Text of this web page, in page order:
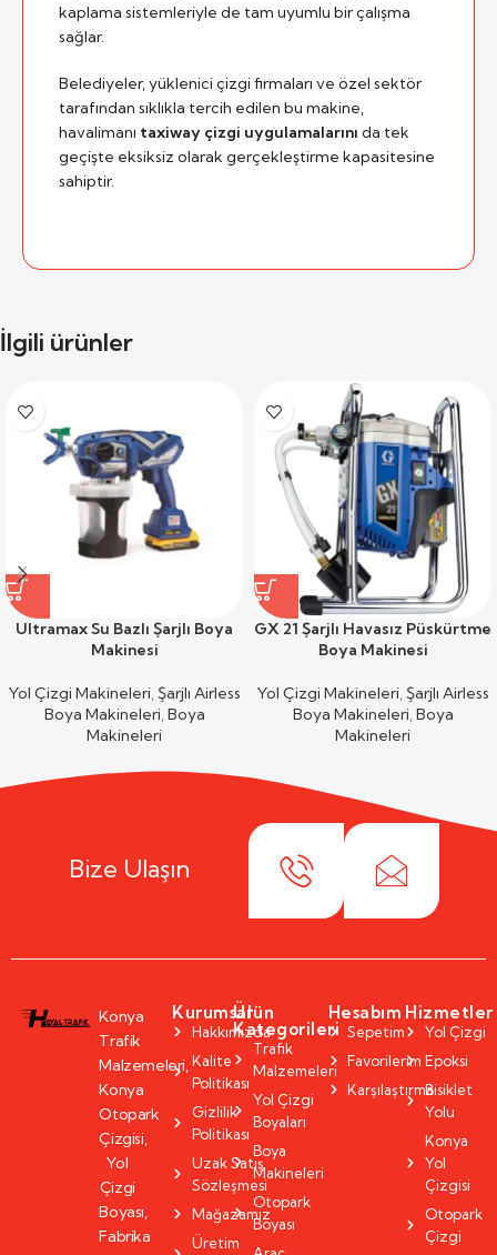
kaplama sistemleriyle de tam uyumlu bir çalışma
sağlar.
Belediyeler, yüklenici çizgi firmaları ve özel sektör
tarafından sıklıkla tercih edilen bu makine,
havalimanı taxiway çizgi uygulamalarını da tek
geçişte eksiksiz olarak gerçekleştirme kapasitesine
sahiptir.
İlgili ürünler
Ultramax Su Bazlı Şarjlı Boya
Makinesi
Yol Çizgi Makineleri,Şarjlı Airless
Boya Makineleri,Boya
Makineleri
GX 21 Şarjlı Havasız Püskürtme
Boya Makinesi
Yol Çizgi Makineleri,Şarjlı Airless
Boya Makineleri,Boya
Makineleri
Bize Ulaşın
Konya
Trafik
Malzemeleri,
Konya
Otopark
Çizgisi,
Yol
Çizgi
Boyası,
Fabrika
Kurumsal
Hakkımızda
Kalite
Politikası
Gizlilik
Politikası
Uzak Satış
Sözleşmesi
Mağazamız
Üretim
Ürün
Kategorileri
Trafik
Malzemeleri
Yol Çizgi
Boyaları
Boya
Makineleri
Otopark
Boyası
Hesabım
Sepetim
Favorilerim
Karşılaştırma
Hizmetler
Yol Çizgi
Epoksi
Bisiklet
Yolu
Konya
Yol
Çizgisi
Otopark
Çizgi